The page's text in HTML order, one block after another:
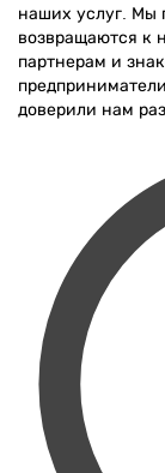
наших услуг. Мы
возвращаются к
партнерам и
доверили нам